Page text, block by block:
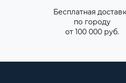
Бесплатная
по городу
от 100 000 руб.